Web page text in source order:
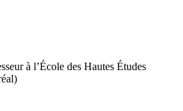
à l’École des Hautes Études